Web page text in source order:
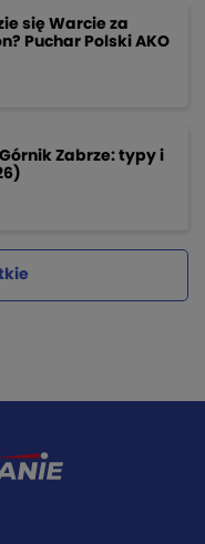
się Warcie za
Puchar Polski AKO
Zabrze: typy i